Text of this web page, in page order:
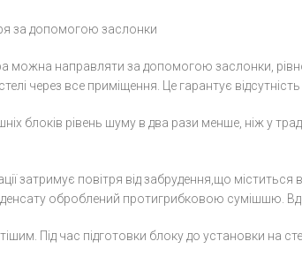
за допомогою заслонки
можна направляти за допомогою заслонки,
через все приміщення. Це гарантує
блоків рівень шуму в два рази менше, ніж у
затримує повітря від забрудення,що
оброблений протигрибковою сумішшю.
Під час підготовки блоку до установки на